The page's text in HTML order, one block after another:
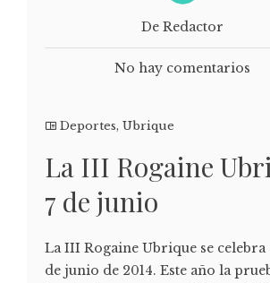
De Redactor
No hay comentarios
Deportes, Ubrique
La III Rogaine
7 de junio
La III Rogaine Ubrique se celebra
de junio de 2014. Este año la